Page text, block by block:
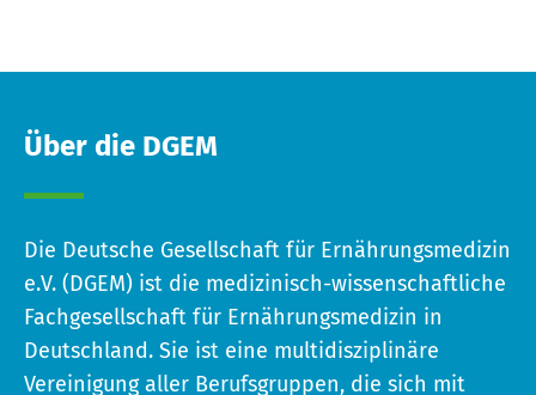
Über die DGEM
Die Deutsche Gesellschaft für Ernährungsmedizin
e.V. (DGEM) ist die medizinisch-wissenschaftliche
Fachgesellschaft für Ernährungsmedizin in
Deutschland. Sie ist eine multidisziplinäre
Vereinigung aller Berufsgruppen, die sich mit